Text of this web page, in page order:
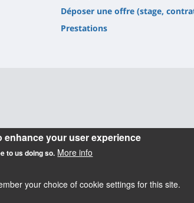
Déposer une offre (stage,
Prestations
your user experience
to us doing so. More info
your choice of cookie settings for this site.